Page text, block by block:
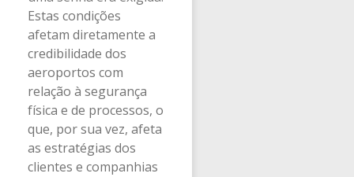
Estas condições
afetam diretamente a
credibilidade dos
aeroportos com
relação à segurança
física e de processos, o
que, por sua vez, afeta
as estratégias dos
clientes e companhias